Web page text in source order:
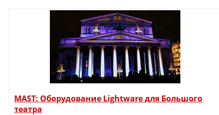
MAST: Оборудование Lightware для Большого
театра